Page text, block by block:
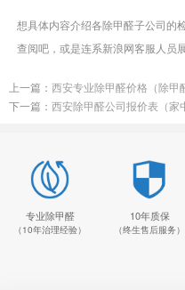
想具体内容介绍各除甲醛子公司的
查阅吧，或是连系新浪网客服人员
上一篇： 西安专业除甲醛价格（除甲
下一篇： 西安除甲醛公司报价表（家
专业除甲醛
（10年治理经验）
10年质保
（终生售后服务）